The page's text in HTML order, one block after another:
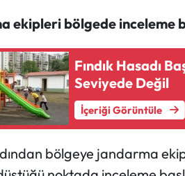
ekipleri bölgede inceleme
Fındık Hasadı
Seviyede Değil
İçeriği Görüntüle
bölgeye jandarma